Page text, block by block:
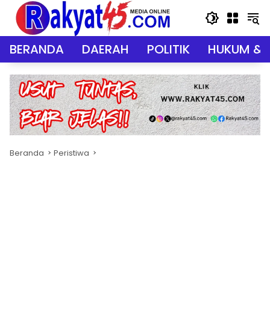
Langsung
konten
BERANDA DAERAH POLITIK HUKUM &
Beranda Peristiwa